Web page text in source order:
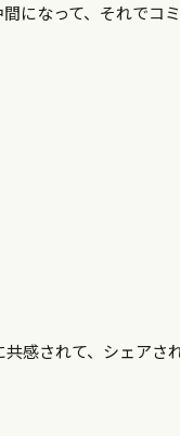
になって、それでコ
感されて、シェアさ